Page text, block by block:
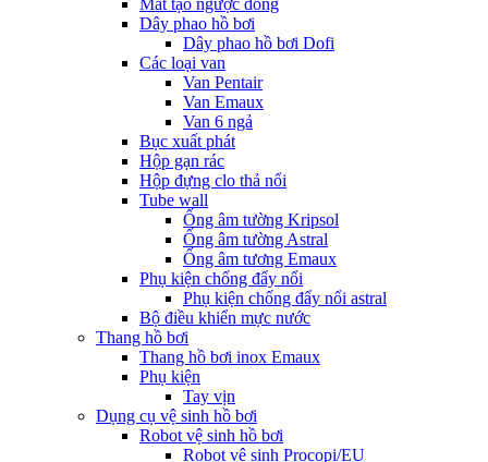
Mắt tạo ngược dòng
Dây phao hồ bơi
Dây phao hồ bơi Dofi
Các loại van
Van Pentair
Van Emaux
Van 6 ngả
Bục xuất phát
Hộp gạn rác
Hộp đựng clo thả nổi
Tube wall
Ống âm tường Kripsol
Ống âm tường Astral
Ống âm tương Emaux
Phụ kiện chống đẩy nổi
Phụ kiện chống đẩy nổi astral
Bộ điều khiển mực nước
Thang hồ bơi
Thang hồ bơi inox Emaux
Phụ kiện
Tay vịn
Dụng cụ vệ sinh hồ bơi
Robot vệ sinh hồ bơi
Robot vệ sinh Procopi/EU